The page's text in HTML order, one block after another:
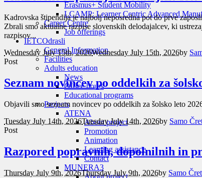
Erasmus+ Student Mobility
LCAMP: Learner Centric Advanced
Career Centre
Job offerings
IETCOdrasli
General Information
Facilities
Adults education
News
Office hours
Educational programs
Projects
ATENA
About project
Promotion
Animation
Learning assistance
Contact
MUNERA3
About project
Kadrovska štipendija je najbolj neposredna pot do prve
Zbrali smo aktualne razpise slovenskih delodajalcev, ki
razpisov...
Wednesday July 15th, 2026Wednesday July 15th, 2026by
Post
Seznam novincev po oddelkih za
Objavili smo seznam novincev po oddelkih za šolsko leto
Tuesday July 14th, 2026Tuesday July 14th, 2026by Samo
Post
Razpored popravnih, dopolnilnih in
Thursday July 9th, 2026Thursday July 9th, 2026by Samo